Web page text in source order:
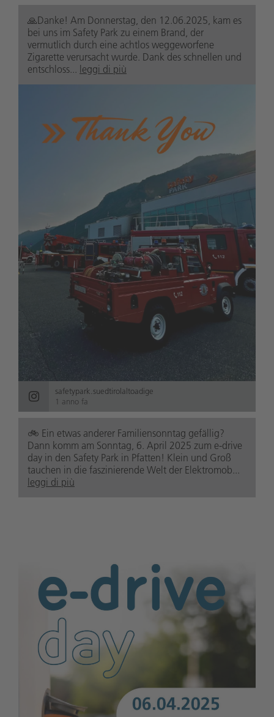
🙏Danke! Am Donnerstag, den 12.06.2025, kam es
bei uns im Safety Park zu einem Brand, der
vermutlich durch eine achtlos weggeworfene
Zigarette verursacht wurde. Dank des schnellen und
entschloss... leggi di più
safetypark.suedtirolaltoadige
1 anno fa
🚲️ Ein etwas anderer Familiensonntag gefällig?
Dann komm am Sonntag, 6. April 2025 zum e-drive
day in den Safety Park in Pfatten! Klein und Groß
tauchen in die faszinierende Welt der Elektromob...
leggi di più